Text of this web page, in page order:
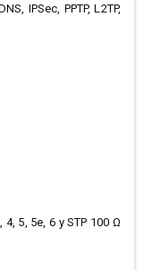
IPSec, PPTP, L2TP,
5, 5e, 6 y STP 100 Ω